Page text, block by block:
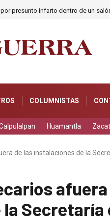
presunto infarto dentro de un
COLUMNISTAS
Huamantla
de las instalaciones de la
afuera
Secretaría